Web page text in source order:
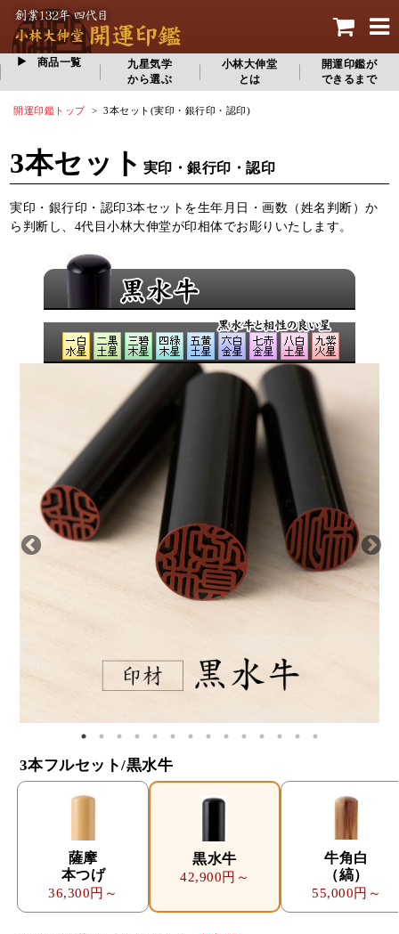
商品一覧
九星気学
から選ぶ
小林大伸堂
とは
開運印鑑が
できるまで
開運印鑑トップ> 3本セット(実印・銀行印・認印)
3本セット 実印・銀行印・認印
実印・銀行印・認印3本セットを生年月日・画数（姓名判断）か
ら判断し、4代目小林大伸堂が印相体でお彫りいたします。
3本フルセット/黒水牛
薩摩
本つげ
36,300円～
黒水牛
42,900円～
牛角白
（縞）
55,000円～